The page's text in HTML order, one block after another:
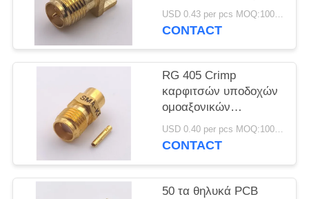
συνδετήρας
βουλωμάτων SMA για
USD 0.43 per pcs MOQ:1000 κομμάτια
CONTACT
RG 405 Crimp
καρφιτσών υποδοχών
ομοαξονικών
συνδετήρων SMA/
θηλυκών συνδετήρων
USD 0.40 per pcs MOQ:1000 κομμάτια
CONTACT
50 τα θηλυκά PCB